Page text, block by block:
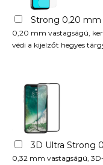
Strong 0,20
0,20 mm vastagságú,
védi a kijelzőt hegyes
3D Ultra Strong
0,32 mm vastagságú,